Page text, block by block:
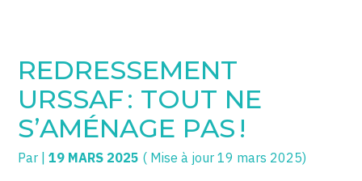
SOGECC – Noisy
SOGECC – République
SOGECC – Turbigo
COMMERÇANTS
GROUPE
SCI / LMNP
Gérer votre quotidien
Piloter votre entreprise
Développer votre entreprise
REDRESSEMENT
URSSAF : TOUT NE
S’AMÉNAGE PAS !
Par |19 MARS 2025 ( Mise à jour 19 mars 2025)